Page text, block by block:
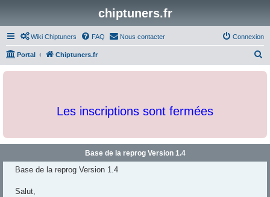
chiptuners.fr
Wiki Chiptuners FAQ Nous contacter Connexion
Portal Chiptuners.fr
c
Les inscriptions sont fermées
Base de la reprog Version 1.4
Base de la reprog Version 1.4
Salut,